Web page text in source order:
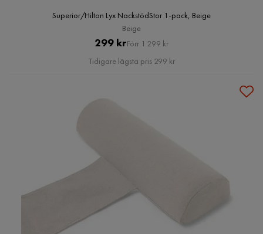
Superior/Hilton Lyx NackstödStor 1-pack, Beige
Beige
Pris
299 kr Original
Pris
Förr 1 299 kr
Tidigare lägsta pris 299 kr